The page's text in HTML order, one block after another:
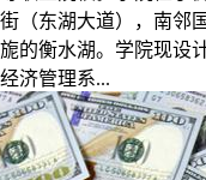
（东湖大道），南邻
的衡水湖。学院现设
济管理系...